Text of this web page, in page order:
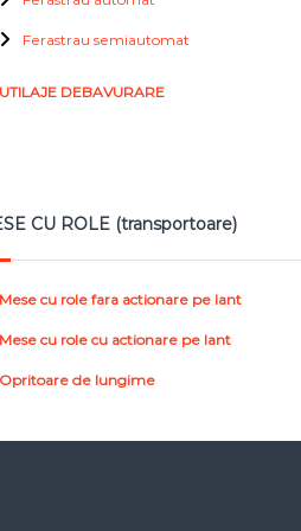
Ferastrau semiautomat
DEBAVURARE
CU ROLE (transportoare)
cu role fara actionare pe lant
cu role cu actionare pe lant
de lungime